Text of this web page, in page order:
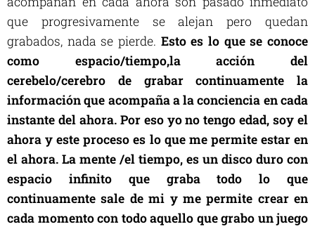
que progresivamente se alejan pero quedan
grabados, nada se pierde. Esto es lo que se conoce
como espacio/tiempo,la acción del
cerebelo/cerebro de grabar continuamente la
información que acompaña a la conciencia en cada
instante del ahora. Por eso yo no tengo edad, soy el
ahora y este proceso es lo que me permite estar en
el ahora. La mente /el tiempo, es un disco duro con
espacio infinito que graba todo lo que
continuamente sale demi y mepermite crear en
cada momento con todo aquello que grabo un juego